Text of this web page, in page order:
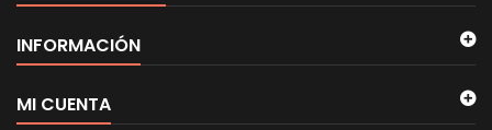
INFORMACIÓN
MI CUENTA